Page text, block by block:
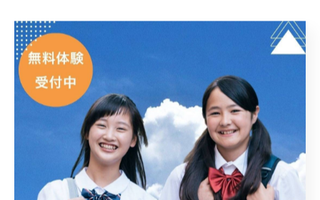
太田市で注目される個別指導塾活用法
個別指導塾で太田市中学生の定期テスト強化
太田市の中学生にとって、定期テスト対策は学力向上の
大きなカギです。特に個別指導塾は、一人ひとりの弱点
や学習ペースに合わせた指導が可能な点が大きな魅力で
す。「ECCの個別指導塾ベストワンPocket太田藤阿久校」